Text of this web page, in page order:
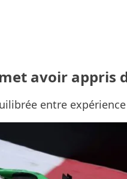
avoir appris
entre